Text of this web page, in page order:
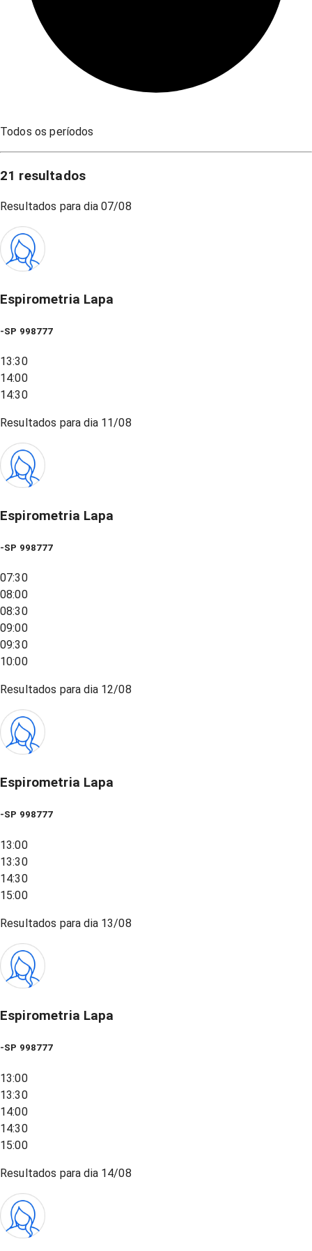
Todos os períodos
21 resultados
Resultados para dia 07/08
Espirometria Lapa
-SP 998777
13:30
14:00
14:30
Resultados para dia 11/08
Espirometria Lapa
-SP 998777
07:30
08:00
08:30
09:00
09:30
10:00
Resultados para dia 12/08
Espirometria Lapa
-SP 998777
13:00
13:30
14:30
15:00
Resultados para dia 13/08
Espirometria Lapa
-SP 998777
13:00
13:30
14:00
14:30
15:00
Resultados para dia 14/08